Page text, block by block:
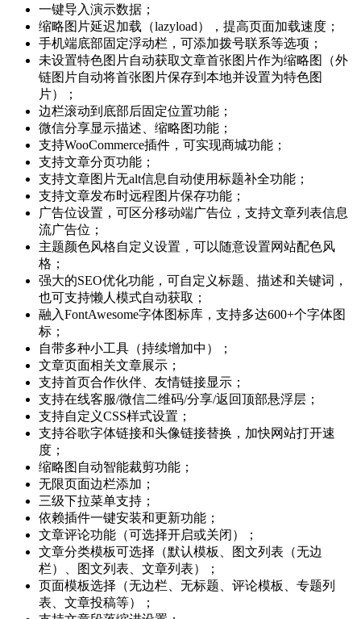
一键导入演示数据；
缩略图片延迟加载（lazyload），提高页面加载速度；
手机端底部固定浮动栏，可添加拨号联系等选项；
未设置特色图片自动获取文章首张图片作为缩略图（外
链图片自动将首张图片保存到本地并设置为特色图
片）；
边栏滚动到底部后固定位置功能；
微信分享显示描述、缩略图功能；
支持WooCommerce插件，可实现商城功能；
支持文章分页功能；
支持文章图片无alt信息自动使用标题补全功能；
支持文章发布时远程图片保存功能；
广告位设置，可区分移动端广告位，支持文章列表信息
流广告位；
主题颜色风格自定义设置，可以随意设置网站配色风
格；
强大的SEO优化功能，可自定义标题、描述和关键词，
也可支持懒人模式自动获取；
融入FontAwesome字体图标库，支持多达600+个字体图
标；
自带多种小工具（持续增加中）；
文章页面相关文章展示；
支持首页合作伙伴、友情链接显示；
支持在线客服/微信二维码/分享/返回顶部悬浮层；
支持自定义CSS样式设置；
支持谷歌字体链接和头像链接替换，加快网站打开速
度；
缩略图自动智能裁剪功能；
无限页面边栏添加；
三级下拉菜单支持；
依赖插件一键安装和更新功能；
文章评论功能（可选择开启或关闭）；
文章分类模板可选择（默认模板、图文列表（无边
栏）、图文列表、文章列表）；
页面模板选择（无边栏、无标题、评论模板、专题列
表、文章投稿等）；